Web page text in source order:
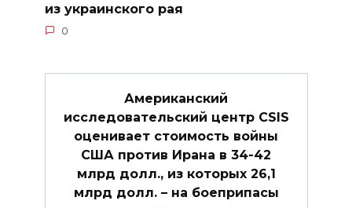
из украинского рая
0
Американский
исследовательский центр CSIS
оценивает стоимость войны
США против Ирана в 34-42
млрд долл., из которых 26,1
млрд долл. – на боеприпасы